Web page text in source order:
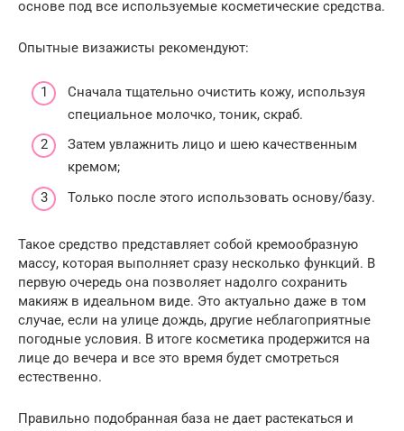
основе под все используемые косметические средства.
Опытные визажисты рекомендуют:
Сначала тщательно очистить кожу, используя
специальное молочко, тоник, скраб.
Затем увлажнить лицо и шею качественным
кремом;
Только после этого использовать основу/базу.
Такое средство представляет собой кремообразную
массу, которая выполняет сразу несколько функций. В
первую очередь она позволяет надолго сохранить
макияж в идеальном виде. Это актуально даже в том
случае, если на улице дождь, другие неблагоприятные
погодные условия. В итоге косметика продержится на
лице до вечера и все это время будет смотреться
естественно.
Правильно подобранная база не дает растекаться и